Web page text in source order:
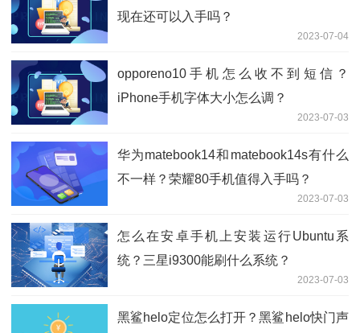
现在还可以入手吗？
2023-07-04
opporeno10手机怎么收不到短信？
iPhone手机字体大小怎么调？
2023-07-03
华为matebook14和matebook14s有什么
不一样？荣耀80手机值得入手吗？
2023-07-03
怎么在安卓手机上安装运行Ubuntu系
统？三星i9300能刷什么系统？
2023-07-03
黑鲨helo定位怎么打开？黑鲨helo快门声